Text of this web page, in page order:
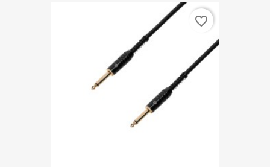
favorite_border